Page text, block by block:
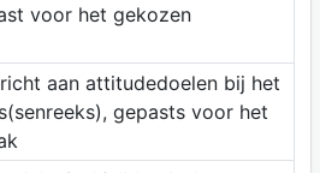
voor het gekozen
aan attitudedoelen bij het
gepasts voor het